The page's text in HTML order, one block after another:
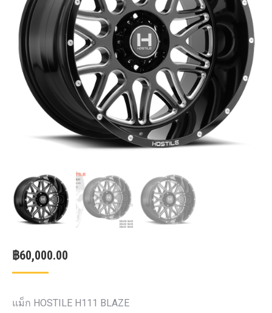
฿60,000.00
แม็ก HOSTILE H111 BLAZE